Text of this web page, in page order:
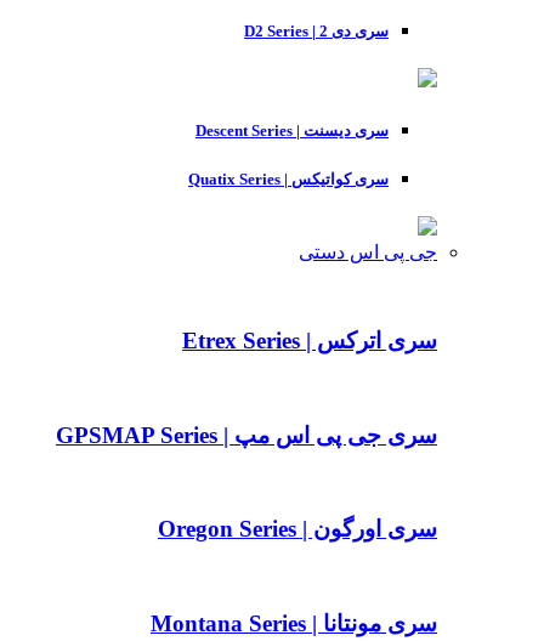
سری دی 2 | D2 Series
سری دیسنت | Descent Series
سری کواتیکس | Quatix Series
جی پی اس دستی
سری اترکس | Etrex Series
سری جی پی اس مپ | GPSMAP Series
سری اورگون | Oregon Series
سری مونتانا | Montana Series